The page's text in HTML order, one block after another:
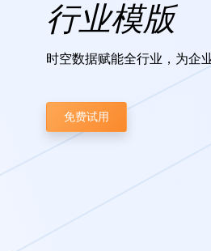
行业模版
时空数据赋能全行业，为企
免费试用